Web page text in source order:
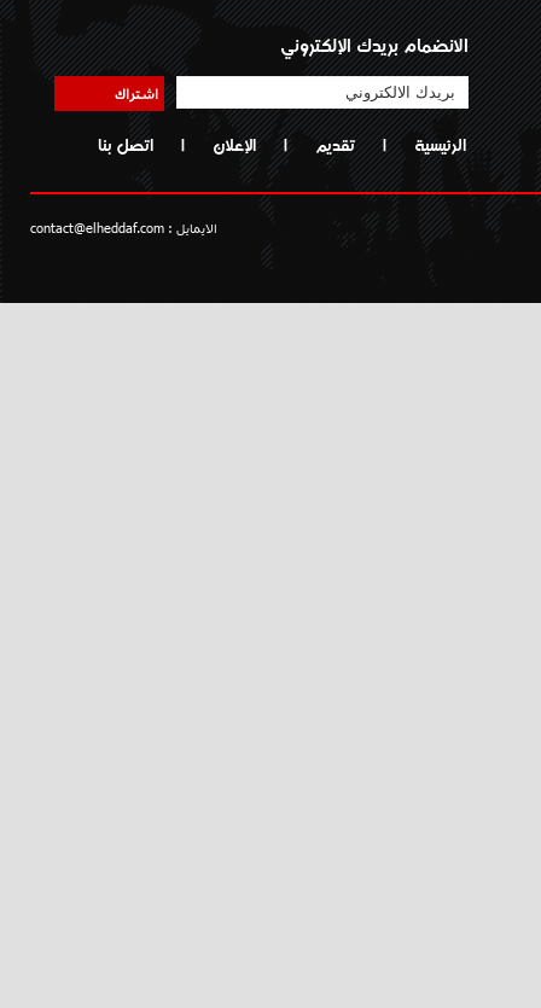
الانضمام بريدك الإلكتروني
اشتراك
الرئيسية | تقديم | الإعلان | اتصل بنا
الايمايل : contact@elheddaf.com